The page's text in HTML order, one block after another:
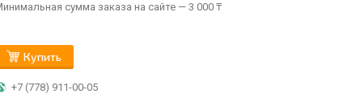
сумма заказа на сайте — 3 000 ₸
Купить
+7 (778) 911-00-05